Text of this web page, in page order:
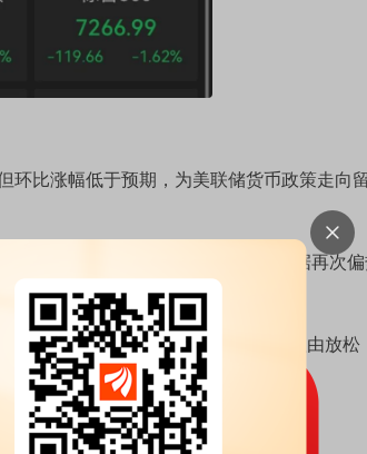
比涨幅低于预期，为美联储货币政策走向
联储赢得一点点喘息空间，如果数据再次
观望。
好看。当然，在这个时点也没有理由放松
表现相对温和。